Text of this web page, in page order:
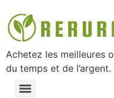
Achetez les meilleures
du temps et de l’argent.